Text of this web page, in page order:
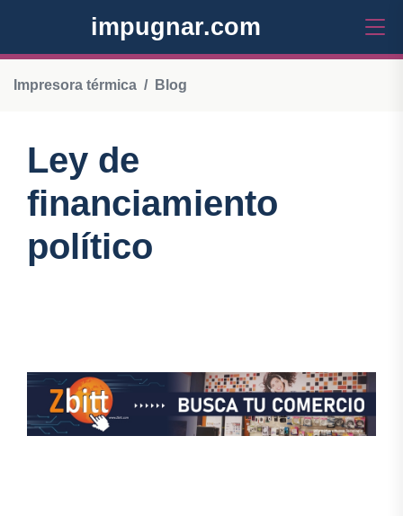
impugnar.com
Impresora térmica Blog
Ley de
financiamiento
político